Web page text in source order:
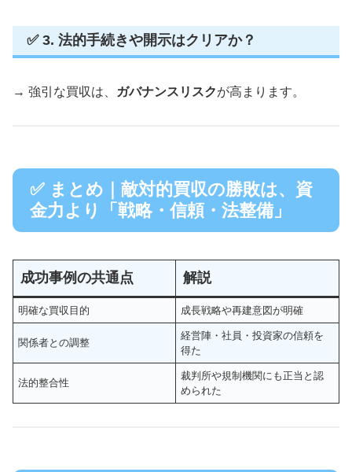
✅ 3. 法的手続きや開示はクリアか？
→ 強引な買収は、 ガバナンスリスクが高まります。
✅ まとめ｜敵対的買収の勝敗は、資
金力より「戦略・信頼・法整備」
成功事例の共通点 解説
明確な買収目的 成長戦略や再建意図が明確
関係者との調整
経営陣・社員・投資家の信頼を
得た
法的整合性
裁判所や規制機関にも正当と認
められた